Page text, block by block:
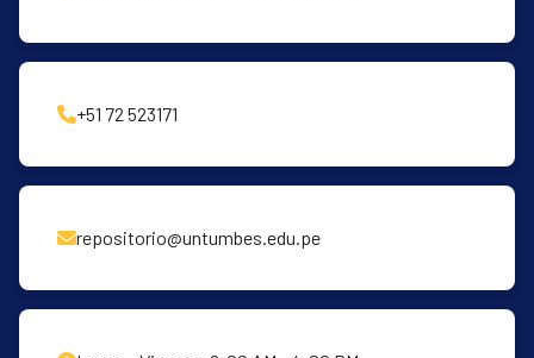
al desarrollo tanto de conocimientos como
de habilidades prácticas en las madres.
+51 72 523171
repositorio@untumbes.edu.pe